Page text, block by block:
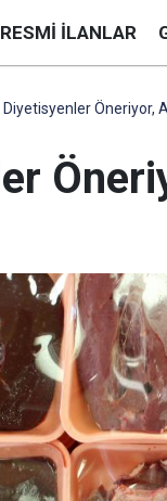
RESMI İLANLAR
Diyetisyenler Öneriyor,